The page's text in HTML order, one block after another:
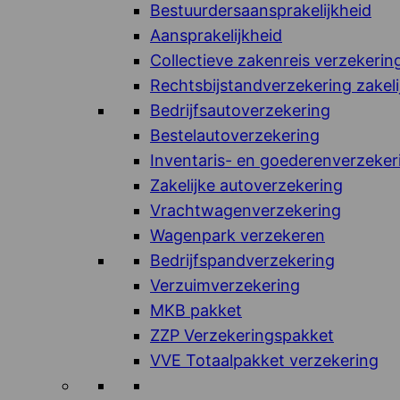
Bestuurdersaansprakelijkheid
Aansprakelijkheid
Collectieve zakenreis
Rechtsbijstandverzekering
Bedrijfsautoverzekering
Bestelautoverzekering
Inventaris- en
Zakelijke autoverzekering
Vrachtwagenverzekering
Wagenpark verzekeren
Bedrijfspandverzekering
Verzuimverzekering
MKB pakket
ZZP Verzekeringspakket
VVE Totaalpakket verzekering